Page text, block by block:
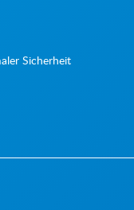
Sicherheit